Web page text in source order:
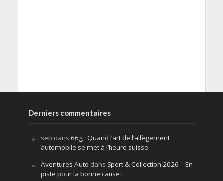
Derniers commentaires
seb dans 66g : Quand l’art de l’allègement
automobile se met à l’heure suisse
Aventures Auto dans Sport & Collection 2026 – En
piste pour la bonne cause !